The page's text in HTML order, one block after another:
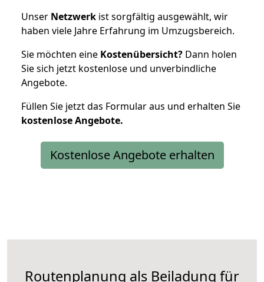
Unser Netzwerk ist sorgfältig ausgewählt, wir
haben viele Jahre Erfahrung im Umzugsbereich.
Sie möchten eine Kostenübersicht? Dann holen
Sie sich jetzt kostenlose und unverbindliche
Angebote.
Füllen Sie jetzt das Formular aus und erhalten Sie
kostenloseAngebote.
Kostenlose Angebote erhalten
Routenplanung als Beiladung für